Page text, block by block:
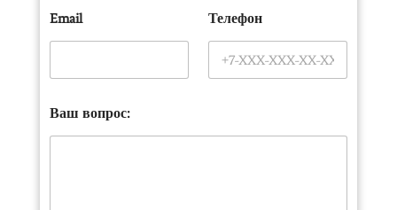
Email Телефон
Ваш вопрос: